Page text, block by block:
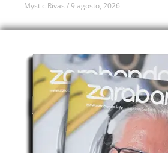
Mystic Rivas 9 agosto, 2026